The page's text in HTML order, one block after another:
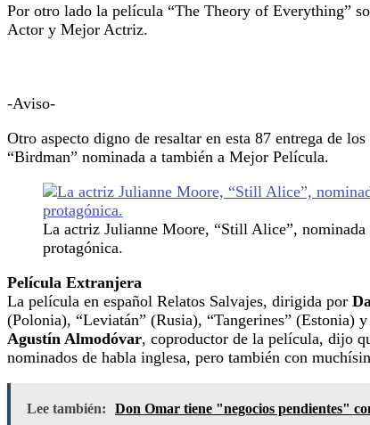
Por otro lado la película “The Theory of Everything”
Actor y Mejor Actriz.
-Aviso-
Otro aspecto digno de resaltar en esta 87 entrega de
“Birdman” nominada a también a Mejor Película.
La actriz Julianne Moore, “Still Alice”,
protagónica.
Película Extranjera
La película en español Relatos Salvajes, dirigida por
(Polonia), “Leviatán” (Rusia), “Tangerines” (Estonia)
Agustín Almodóvar, coproductor de la película, dijo
nominados de habla inglesa, pero también con
Lee también: Don Omar tiene "negocios pendientes"